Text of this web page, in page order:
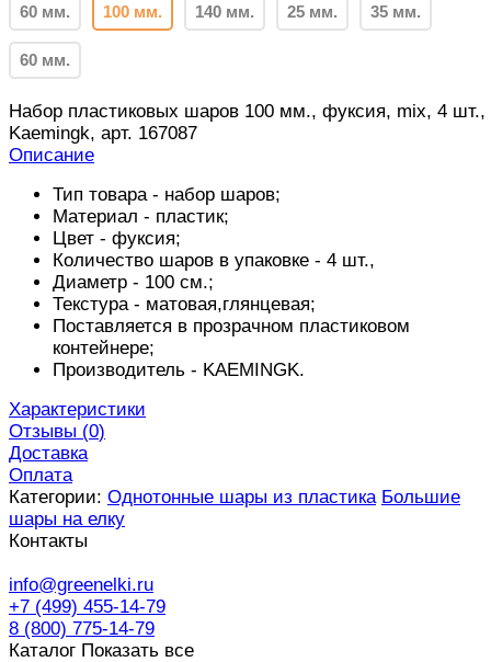
60 мм. 100 мм. 140 мм. 25 мм. 35 мм.
60 мм.
Набор пластиковых шаров 100 мм., фуксия, mix, 4 шт.,
Kaemingk, арт. 167087
Описание
Тип товара - набор шаров;
Материал - пластик;
Цвет - фуксия;
Количество шаров в упаковке - 4 шт.,
Диаметр - 100 см.;
Текстура - матовая,глянцевая;
Поставляется в прозрачном пластиковом
контейнере;
Производитель - KAEMINGK.
Характеристики
Отзывы (0)
Доставка
Оплата
Категории: Однотонные шары из пластика Большие
шары на елку
Контакты
info@greenelki.ru
+7 (499) 455-14-79
8 (800) 775-14-79
Каталог Показать все